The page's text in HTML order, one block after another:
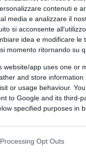
contenuti e
media e analizzare il
si acconsente
idea e modificare le
momento ritornando su
website/app uses one or
and store information
or usage behaviour.
to Google and its third-
specified purposes in
Opt Outs
David Cameron
diversi anni con
– dalla
– è stata una
campagnaVote
campagna di
conservatore.
sia in tema di
metodi spicci. In